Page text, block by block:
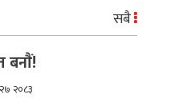
सबै
बनाैं!
२०८३